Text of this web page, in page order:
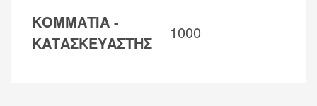
ΚΟΜΜΑΤΙΑ -
ΚΑΤΑΣΚΕΥΑΣΤΗΣ
1000